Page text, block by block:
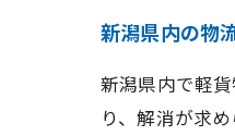
新潟県内の物
新潟県内で軽
り、解消が求